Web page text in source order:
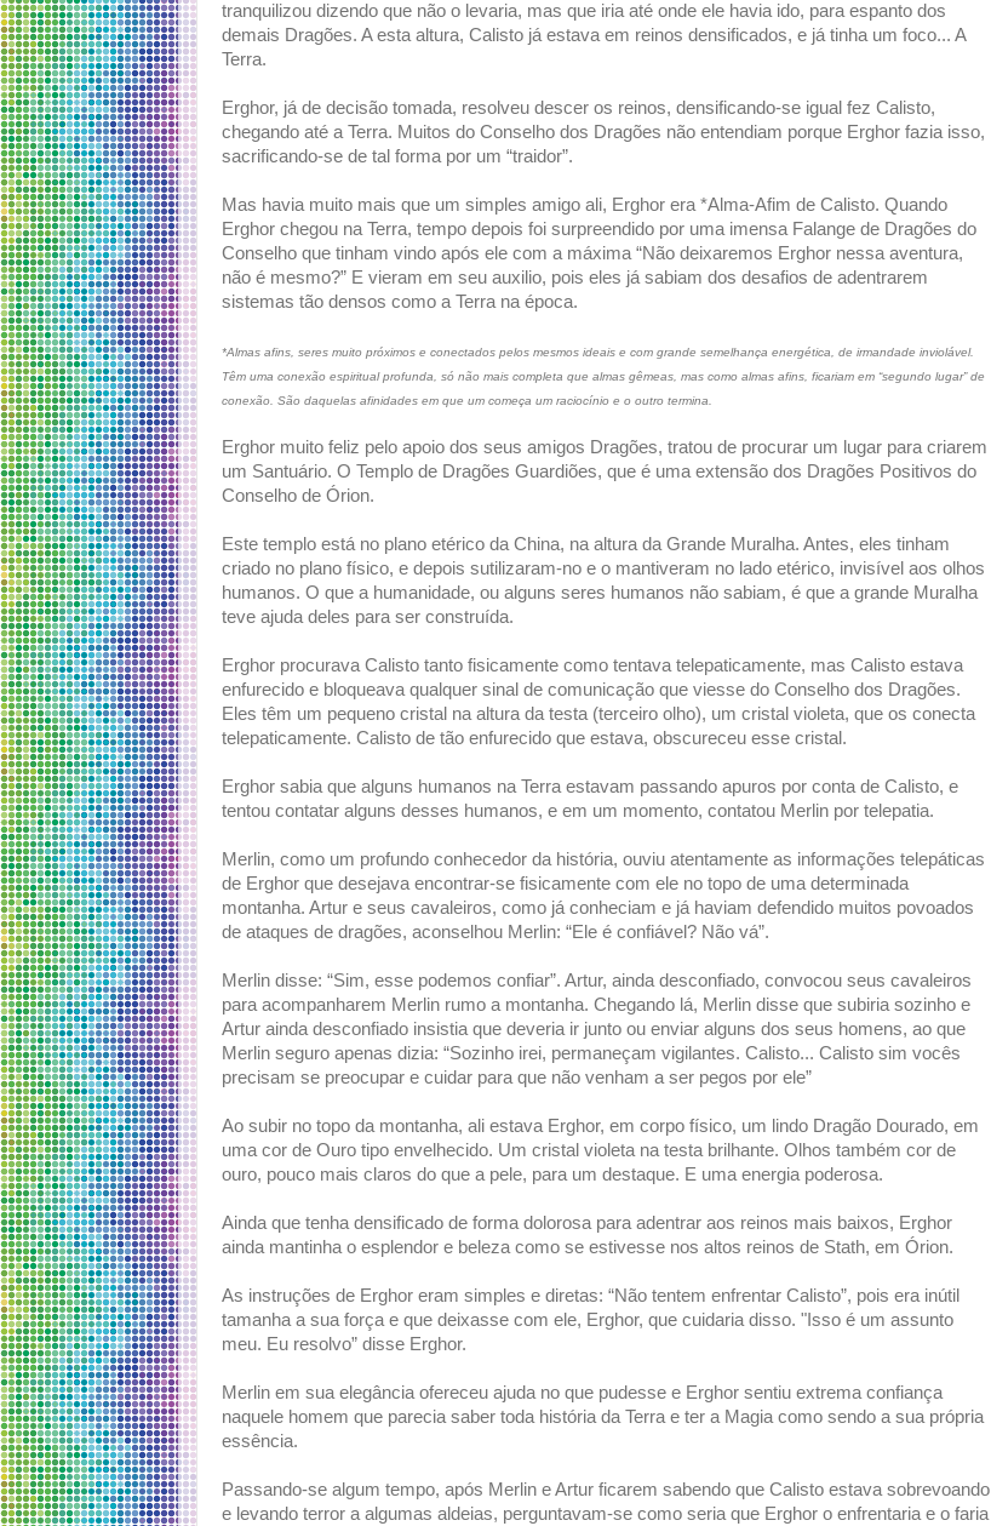
tranquilizou dizendo que não o levaria, mas que iria até onde ele havia ido, para espanto dos
demais Dragões. A esta altura, Calisto já estava em reinos densificados, e já tinha um foco... A
Terra.
Erghor, já de decisão tomada, resolveu descer os reinos, densificando-se igual fez Calisto,
chegando até a Terra. Muitos do Conselho dos Dragões não entendiam porque Erghor fazia isso,
sacrificando-se de tal forma por um “traidor”.
Mas havia muito mais que um simples amigo ali, Erghor era *Alma-Afim de Calisto. Quando
Erghor chegou na Terra, tempo depois foi surpreendido por uma imensa Falange de Dragões do
Conselho que tinham vindo após ele com a máxima “Não deixaremos Erghor nessa aventura,
não é mesmo?” E vieram em seu auxilio, pois eles já sabiam dos desafios de adentrarem
sistemas tão densos como a Terra na época.
*Almas afins, seres muito próximos e conectados pelos mesmos ideais e com grande semelhança energética, de irmandade inviolável.
Têm uma conexão espiritual profunda, só não mais completa que almas gêmeas, mas como almas afins, ficariam em “segundo lugar” de
conexão. São daquelas afinidades em que um começa um raciocínio e o outro termina.
Erghor muito feliz pelo apoio dos seus amigos Dragões, tratou de procurar um lugar para criarem
um Santuário. O Templo de Dragões Guardiões, que é uma extensão dos Dragões Positivos do
Conselho de Órion.
Este templo está no plano etérico da China, na altura da Grande Muralha. Antes, eles tinham
criado no plano físico, e depois sutilizaram-no e o mantiveram no lado etérico, invisível aos olhos
humanos. O que a humanidade, ou alguns seres humanos não sabiam, é que a grande Muralha
teve ajuda deles para ser construída.
Erghor procurava Calisto tanto fisicamente como tentava telepaticamente, mas Calisto estava
enfurecido e bloqueava qualquer sinal de comunicação que viesse do Conselho dos Dragões.
Eles têm um pequeno cristal na altura da testa (terceiro olho), um cristal violeta, que os conecta
telepaticamente. Calisto de tão enfurecido que estava, obscureceu esse cristal.
Erghor sabia que alguns humanos na Terra estavam passando apuros por conta de Calisto, e
tentou contatar alguns desses humanos, e em um momento, contatou Merlin por telepatia.
Merlin, como um profundo conhecedor da história, ouviu atentamente as informações telepáticas
de Erghor que desejava encontrar-se fisicamente com ele no topo de uma determinada
montanha. Artur e seus cavaleiros, como já conheciam e já haviam defendido muitos povoados
de ataques de dragões, aconselhou Merlin: “Ele é confiável? Não vá”.
Merlin disse: “Sim, esse podemos confiar”. Artur, ainda desconfiado, convocou seus cavaleiros
para acompanharem Merlin rumo a montanha. Chegando lá, Merlin disse que subiria sozinho e
Artur ainda desconfiado insistia que deveria ir junto ou enviar alguns dos seus homens, ao que
Merlin seguro apenas dizia: “Sozinho irei, permaneçam vigilantes. Calisto... Calisto sim vocês
precisam se preocupar e cuidar para que não venham a ser pegos por ele”
Ao subir no topo da montanha, ali estava Erghor, em corpo físico, um lindo Dragão Dourado, em
uma cor de Ouro tipo envelhecido. Um cristal violeta na testa brilhante. Olhos também cor de
ouro, pouco mais claros do que a pele, para um destaque. E uma energia poderosa.
Ainda que tenha densificado de forma dolorosa para adentrar aos reinos mais baixos, Erghor
ainda mantinha o esplendor e beleza como se estivesse nos altos reinos de Stath, em Órion.
As instruções de Erghor eram simples e diretas: “Não tentem enfrentar Calisto”, pois era inútil
tamanha a sua força e que deixasse com ele, Erghor, que cuidaria disso. "Isso é um assunto
meu. Eu resolvo” disse Erghor.
Merlin em sua elegância ofereceu ajuda no que pudesse e Erghor sentiu extrema confiança
naquele homem que parecia saber toda história da Terra e ter a Magia como sendo a sua própria
essência.
Passando-se algum tempo, após Merlin e Artur ficarem sabendo que Calisto estava sobrevoando
e levando terror a algumas aldeias, perguntavam-se como seria que Erghor o enfrentaria e o faria